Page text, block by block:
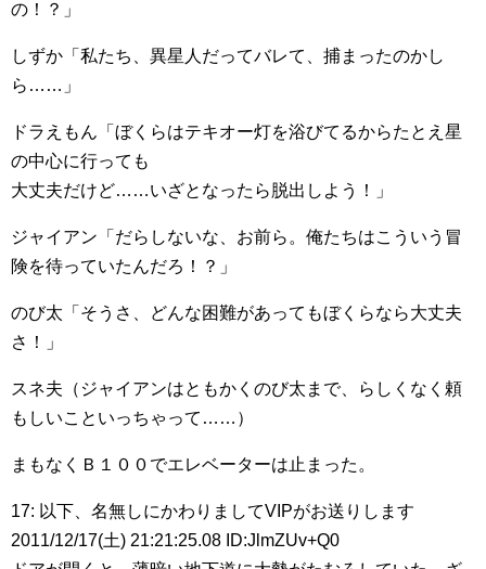
の！？」
しずか「私たち、異星人だってバレて、捕まったのかし
ら……」
ドラえもん「ぼくらはテキオー灯を浴びてるからたとえ星
の中心に行っても
大丈夫だけど……いざとなったら脱出しよう！」
ジャイアン「だらしないな、お前ら。俺たちはこういう冒
険を待っていたんだろ！？」
のび太「そうさ、どんな困難があってもぼくらなら大丈夫
さ！」
スネ夫（ジャイアンはともかくのび太まで、らしくなく頼
もしいこといっちゃって……）
まもなくＢ１００でエレベーターは止まった。
17: 以下、名無しにかわりましてVIPがお送りします
2011/12/17(土) 21:21:25.08 ID:JlmZUv+Q0